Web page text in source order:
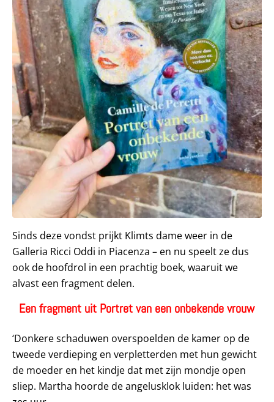
Sinds deze vondst prijkt Klimts dame weer in de
Galleria Ricci Oddi in Piacenza – en nu speelt ze dus
ook de hoofdrol in een prachtig boek, waaruit we
alvast een fragment delen.
Een fragment uit Portret van een onbekende vrouw
‘Donkere schaduwen overspoelden de kamer op de
tweede verdieping en verpletterden met hun gewicht
de moeder en het kindje dat met zijn mondje open
sliep. Martha hoorde de angelusklok luiden: het was